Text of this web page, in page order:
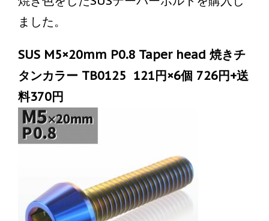
ました。
SUS M5×20mm P0.8 Taper head 焼きチ
タンカラー TB0125 121円×6個 726円+送
料370円